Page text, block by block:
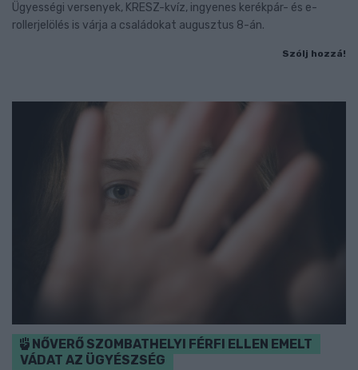
Ügyességi versenyek, KRESZ-kvíz, ingyenes kerékpár- és e-
rollerjelölés is várja a családokat augusztus 8-án.
Szólj hozzá!
NŐVERŐ SZOMBATHELYI FÉRFI ELLEN EMELT
VÁDAT AZ ÜGYÉSZSÉG